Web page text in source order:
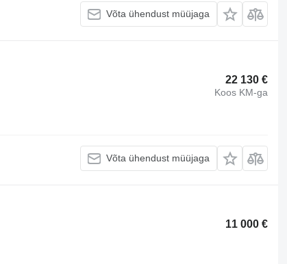
Võta ühendust müüjaga
22 130 €
Koos KM-ga
Võta ühendust müüjaga
11 000 €